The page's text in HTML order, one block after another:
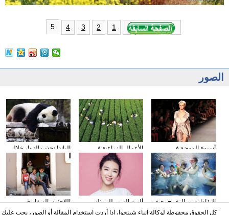
1
2
3
4
5
الصور
الباندا تجذب الزوار خلال
عطلة العيد الوطني
الصيني
الأعمال الزراعية في
فصل الخريف
أسبوع الموضة في
نيويورك
اللاجئون الصغار فى
دمشق بسوريا
ألبوم الصور للممثلة
الصينية نينغ شين
التقاط صور التخرج تحت
المياه
كل الحقوق محفوظة لوكالة انباء شينخوا، اذا أردت استخدام المقالة أو الصور، يجب عليك